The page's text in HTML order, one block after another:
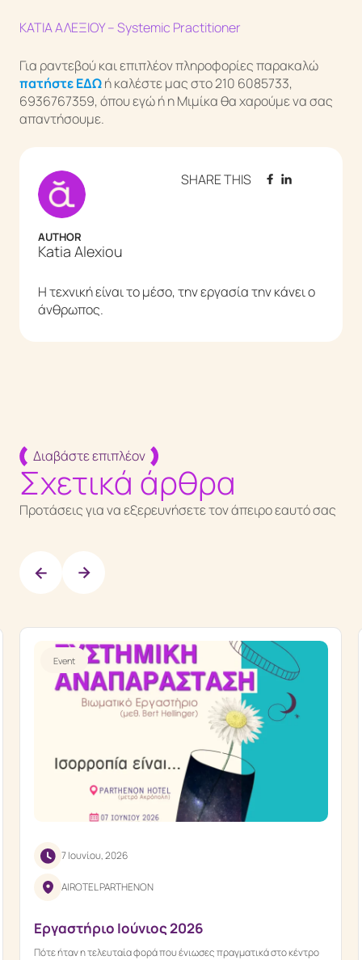
ΚΑΤΙΑ ΑΛΕΞΙΟΥ – Systemic Practitioner
Για ραντεβού και επιπλέον πληροφορίες παρακαλώ
πατήστε ΕΔΩή καλέστε μας στο 210 6085733,
6936767359, όπου εγώ ή η Μιμίκα θα χαρούμε να σας
απαντήσουμε.
AUTHOR
Katia Alexiou
SHARE THIS
Η τεχνική είναι το μέσο, την εργασία την κάνει ο
άνθρωπος.
Διαβάστε επιπλέον
Σχετικά άρθρα
Προτάσεις για να εξερευνήσετε τον άπειρο εαυτό σας
Event
7 Ιουνίου, 2026
AIROTEL PARTHENON
Εργαστήριο Ιούνιος 2026
Πότε ήταν η τελευταία φορά που ένιωσες πραγματικά στο κέντρο